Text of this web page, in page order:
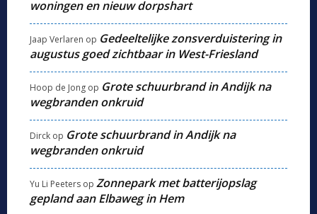
woningen en nieuw dorpshart
Jaap Verlaren op Gedeeltelijke zonsverduistering in
augustus goed zichtbaar in West-Friesland
Hoop de Jong op Grote schuurbrand in Andijk na
wegbranden onkruid
Dirck op Grote schuurbrand in Andijk na
wegbranden onkruid
Yu Li Peeters op Zonnepark met batterijopslag
gepland aan Elbaweg in Hem